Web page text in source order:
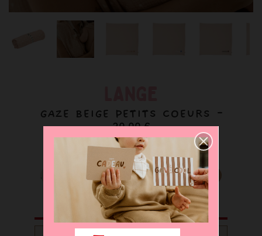
GAZE BEIGE PETITS COEURS -
30,00 €
Déclinaisons disponibles